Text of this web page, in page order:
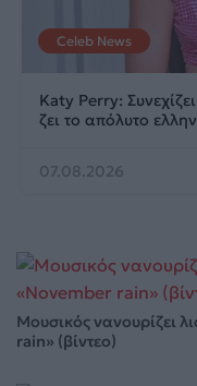
Celeb News
Katy Perry:
ζει το απόλυτο
07.08.2026
Μουσικός νανουρίζει
rain» (βίντεο)